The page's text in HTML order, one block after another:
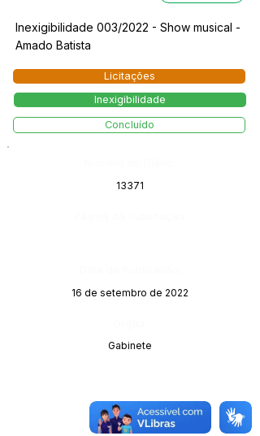
Inexigibilidade 003/2022 - Show musical -
Amado Batista
Licitações
Inexigibilidade
Concluído
13371
16 de setembro de 2022
Gabinete